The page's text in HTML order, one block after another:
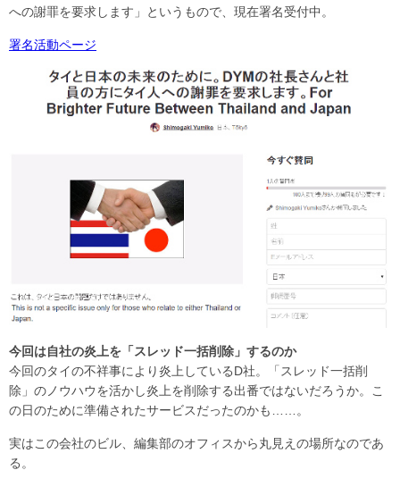
への謝罪を要求します」というもので、現在署名受付中。
署名活動ページ
今回は自社の炎上を「スレッド一括削除」するのか
今回のタイの不祥事により炎上しているD社。「スレッド一括削
除」のノウハウを活かし炎上を削除する出番ではないだろうか。こ
の日のために準備されたサービスだったのかも……。
実はこの会社のビル、編集部のオフィスから丸見えの場所なのであ
る。